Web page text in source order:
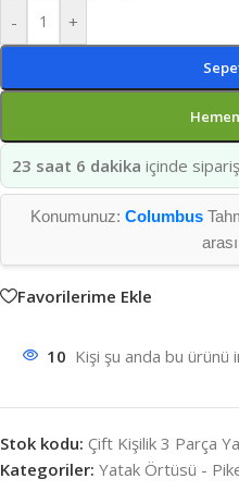
-
+
23 saat 6 dakika içinde
Konumunuz: Columbus
Favorilerime Ekle
10 Kişi şu anda bu ürünü
Stok kodu: Çift Kişilik 3 Parça
Kategoriler: Yatak Örtüsü - Pike